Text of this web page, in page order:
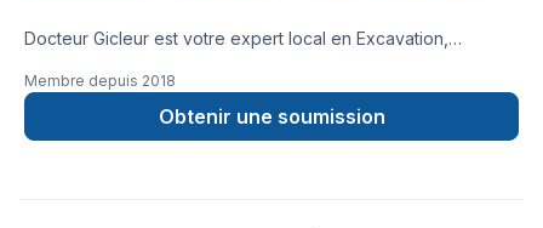
Docteur Gicleur est votre expert local en Excavation,
de Lanaudière,Laurentides,Laval,Montréal, combinant
expérience, innovation et rigueur. Nous privilégions la
transparence, l'écoute et l'efficacité pour bâtir des relations
Membre depuis 2018
Obtenir une soumission